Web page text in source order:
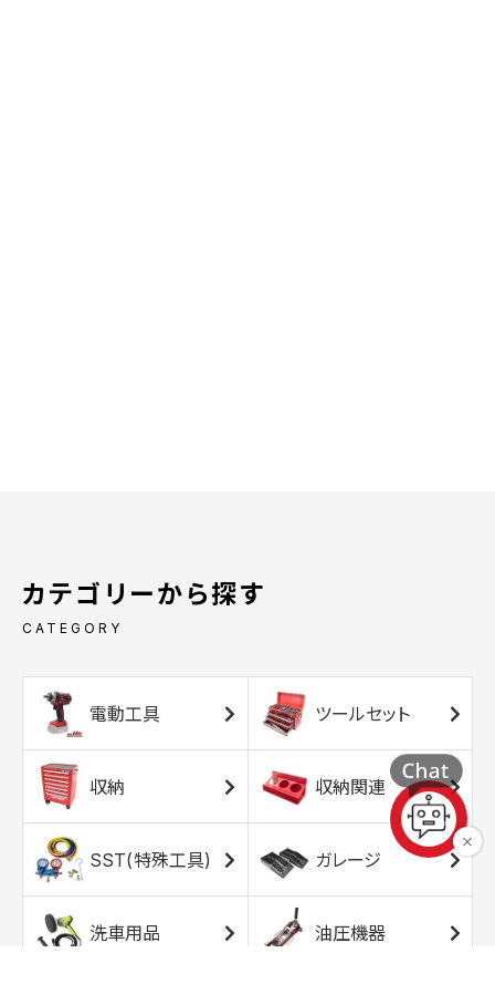
カテゴリーから探す
CATEGORY
電動工具 ツールセット
収納 収納関連
SST(特殊工具) ガレージ
洗車用品 油圧機器